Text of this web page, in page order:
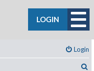
LOGIN
Login